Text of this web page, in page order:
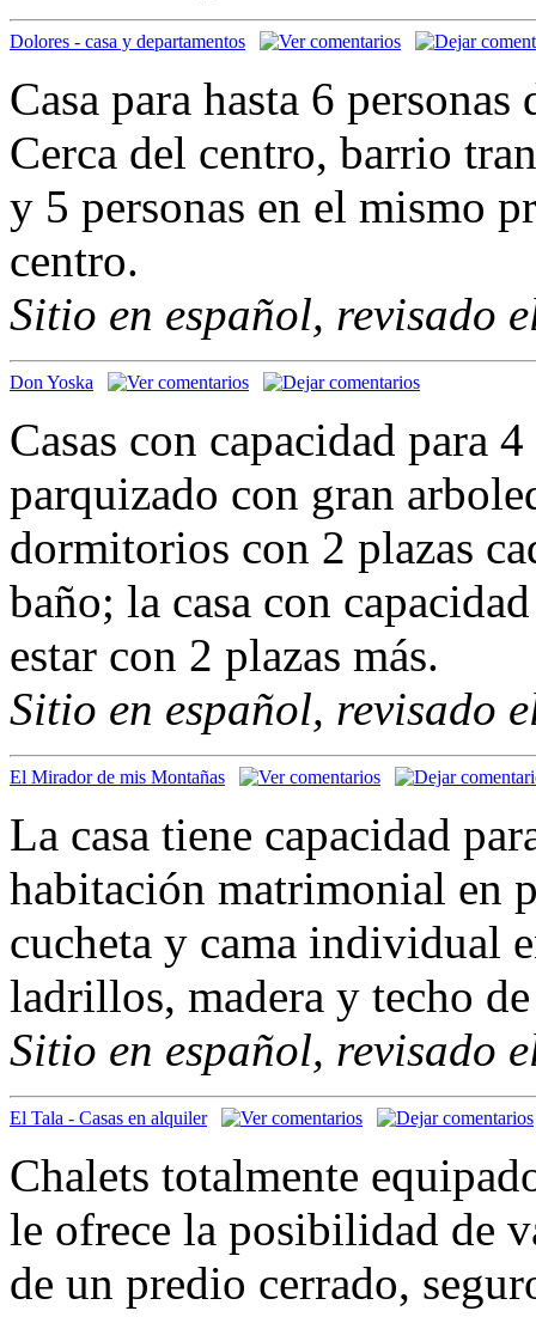
Dolores - casa y departamentos
Casa para hasta 6
Cerca del centro, barrio
y 5 personas en el mismo
centro.
Sitio en español, revisado
Don Yoska
Casas con capacidad para
parquizado con gran
dormitorios con 2 plazas
baño; la casa con
estar con 2 plazas más.
Sitio en español, revisado
El Mirador de mis Montañas
La casa tiene capacidad
habitación matrimonial en
cucheta y cama individual
ladrillos, madera y techo
Sitio en español, revisado
El Tala - Casas en alquiler
Chalets totalmente
le ofrece la posibilidad de
de un predio cerrado,